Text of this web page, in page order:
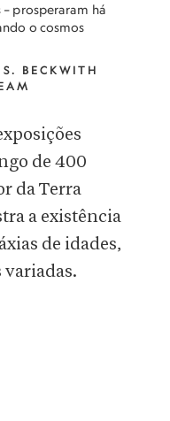
prosperaram há
o cosmos
BECKWITH
de 400
da Terra
a existência
de idades,
variadas.